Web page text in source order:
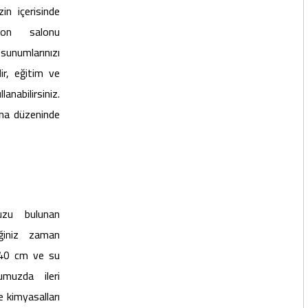
içerisinde
salonu
eğitim ve
düzeninde
bulunan
zaman
cm ve su
ileri